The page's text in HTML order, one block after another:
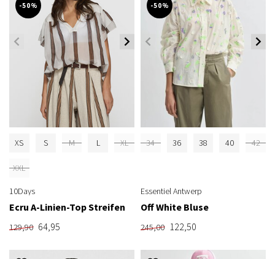
-50%
XS S M L XL
XXL
10Days
Ecru A-Linien-Top Streifen
129,90 64,95
-50%
34 36 38 40 42
Essentiel Antwerp
Off White Bluse
245,00 122,50